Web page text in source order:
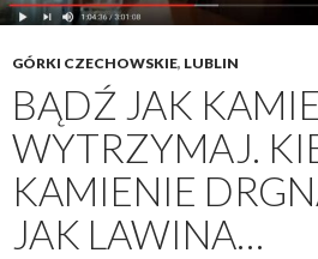
1
0
.
r
o
c
z
n
GÓRKI CZECHOWSKIE, LUBLIN
BĄDŹ JAK
WYTRZYMAJ.
KAMIENIE
JAK LAWINA…